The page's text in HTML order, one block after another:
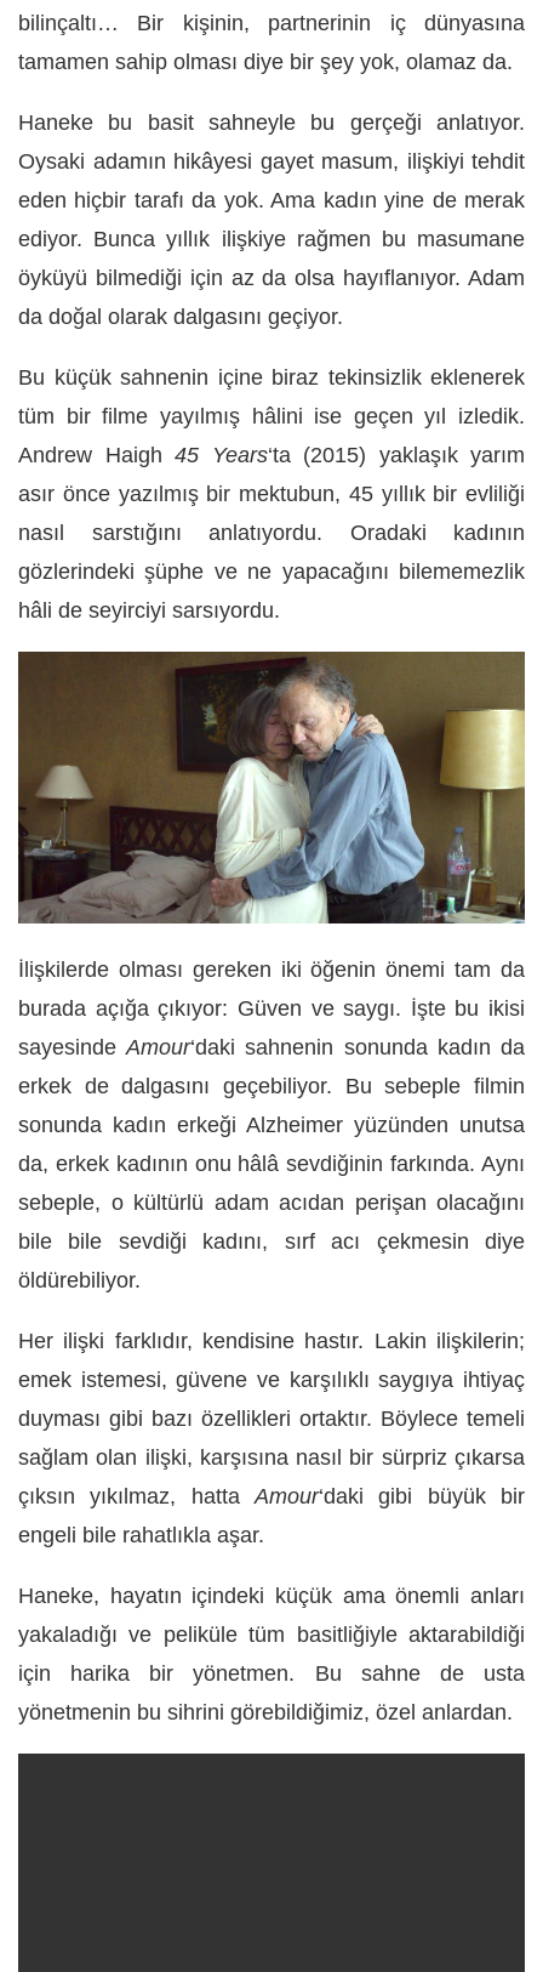
bilinçaltı… Bir kişinin, partnerinin iç dünyasına
tamamen sahip olması diye bir şey yok, olamaz da.
Haneke bu basit sahneyle bu gerçeği anlatıyor.
Oysaki adamın hikâyesi gayet masum, ilişkiyi tehdit
eden hiçbir tarafı da yok. Ama kadın yine de merak
ediyor. Bunca yıllık ilişkiye rağmen bu masumane
öyküyü bilmediği için az da olsa hayıflanıyor. Adam
da doğal olarak dalgasını geçiyor.
Bu küçük sahnenin içine biraz tekinsizlik eklenerek
tüm bir filme yayılmış hâlini ise geçen yıl izledik.
Andrew Haigh 45 Years‘ta (2015) yaklaşık yarım
asır önce yazılmış bir mektubun, 45 yıllık bir evliliği
nasıl sarstığını anlatıyordu. Oradaki kadının
gözlerindeki şüphe ve ne yapacağını bilememezlik
hâli de seyirciyi sarsıyordu.
İlişkilerde olması gereken iki öğenin önemi tam da
burada açığa çıkıyor: Güven ve saygı. İşte bu ikisi
sayesindeAmour‘daki sahnenin sonunda kadın da
erkek de dalgasını geçebiliyor. Bu sebeple filmin
sonunda kadın erkeği Alzheimer yüzünden unutsa
da, erkek kadının onu hâlâ sevdiğinin farkında. Aynı
sebeple, o kültürlü adam acıdan perişan olacağını
bile bile sevdiği kadını, sırf acı çekmesin diye
öldürebiliyor.
Her ilişki farklıdır, kendisine hastır. Lakin ilişkilerin;
emek istemesi, güvene ve karşılıklı saygıya ihtiyaç
duyması gibi bazı özellikleri ortaktır. Böylece temeli
sağlam olan ilişki, karşısına nasıl bir sürpriz çıkarsa
çıksın yıkılmaz, hattaAmour‘daki gibi büyük bir
engeli bile rahatlıkla aşar.
Haneke, hayatın içindeki küçük ama önemli anları
yakaladığı ve peliküle tüm basitliğiyle aktarabildiği
için harika bir yönetmen. Bu sahne de usta
yönetmenin bu sihrini görebildiğimiz, özel anlardan.